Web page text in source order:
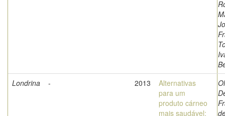
Londrina
- 2013
Alternativas
para um
produto cárneo
mais saudável: